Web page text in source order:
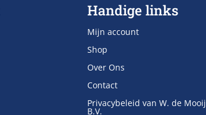
Handige links
Mijn account
Shop
Over Ons
Contact
Privacybeleid van W. de Mooij
B.V.